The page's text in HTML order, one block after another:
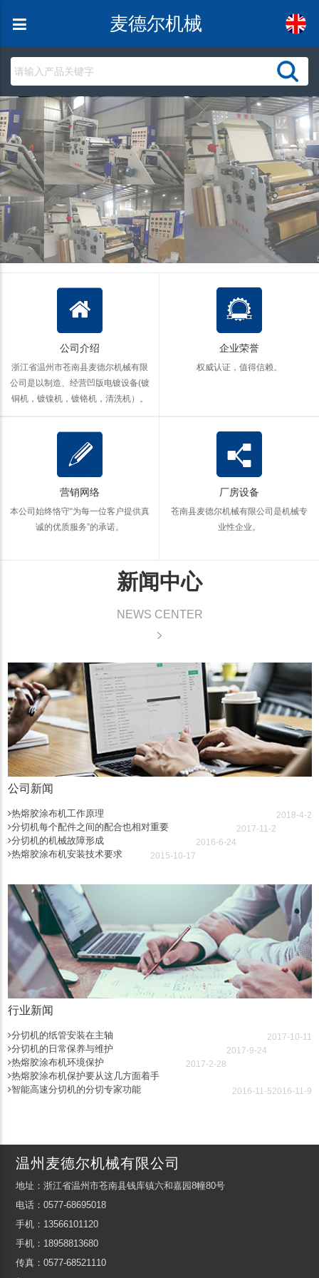
麦德尔机械
公司介绍
浙江省温州市苍南县麦德尔机械有限
公司是以制造、经营凹版电镀设备(镀
铜机，镀镍机，镀铬机，清洗机）。
企业荣誉
权威认证，值得信赖。
营销网络
本公司始终恪守“为每一位客户提供真
诚的优质服务”的承诺。
厂房设备
苍南县麦德尔机械有限公司是机械专
业性企业。
新闻中心
NEWS CENTER
公司新闻
热熔胶涂布机工作原理 2018-4-2
分切机每个配件之间的配合也相对重要 2017-11-2
分切机的机械故障形成 2016-6-24
热熔胶涂布机安装技术要求 2015-10-17
行业新闻
分切机的纸管安装在主轴 2017-10-11
分切机的日常保养与维护 2017-9-24
热熔胶涂布机环境保护 2017-2-28
热熔胶涂布机保护要从这几方面着手
2016-11-9
智能高速分切机的分切专家功能 2016-11-5
温州麦德尔机械有限公司
地址：浙江省温州市苍南县钱库镇六和嘉园8幢80号
电话：0577-68695018
手机：13566101120
手机：18958813680
传真：0577-68521110